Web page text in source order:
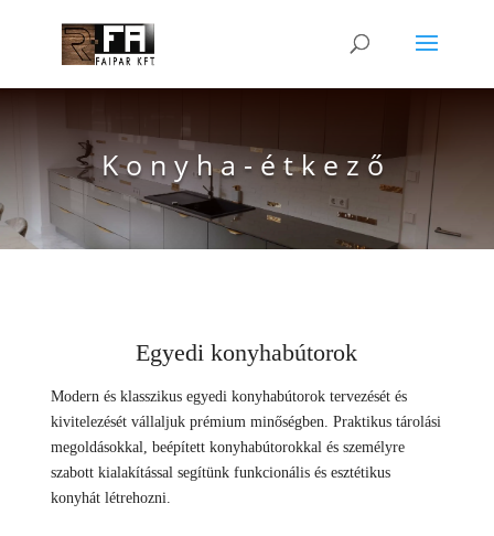
Konyha-étkező
Egyedi konyhabútorok
Modern és klasszikus egyedi konyhabútorok tervezését és
kivitelezését vállaljuk prémium minőségben. Praktikus tárolási
megoldásokkal, beépített konyhabútorokkal és személyre
szabott kialakítással segítünk funkcionális és esztétikus
konyhát létrehozni.